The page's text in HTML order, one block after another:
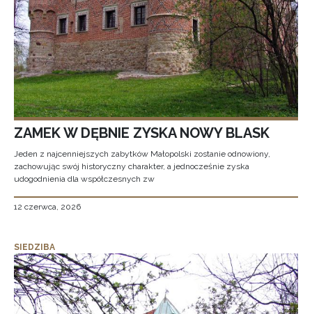
ZAMEK W DĘBNIE ZYSKA NOWY BLASK
Jeden z najcenniejszych zabytków Małopolski zostanie odnowiony,
zachowując swój historyczny charakter, a jednocześnie zyska
udogodnienia dla współczesnych zw
12 czerwca, 2026
SIEDZIBA